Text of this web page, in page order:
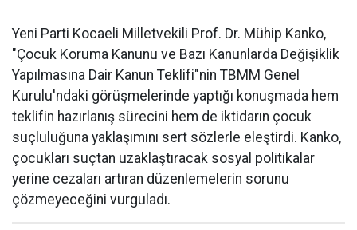
Yeni Parti Kocaeli Milletvekili Prof. Dr. Mühip Kanko,
"Çocuk Koruma Kanunu ve Bazı Kanunlarda Değişiklik
Yapılmasına Dair Kanun Teklifi"nin TBMM Genel
Kurulu'ndaki görüşmelerinde yaptığı konuşmada hem
teklifin hazırlanış sürecini hem de iktidarın çocuk
suçluluğuna yaklaşımını sert sözlerle eleştirdi. Kanko,
çocukları suçtan uzaklaştıracak sosyal politikalar
yerine cezaları artıran düzenlemelerin sorunu
çözmeyeceğini vurguladı.